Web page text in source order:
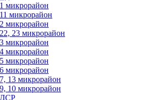
1 микрорайон
11 микрорайон
2 микрорайон
22, 23 микрорайон
3 микрорайон
4 микрорайон
5 микрорайон
6 микрорайон
7, 13 микрорайон
9, 10 микрорайон
ДСР